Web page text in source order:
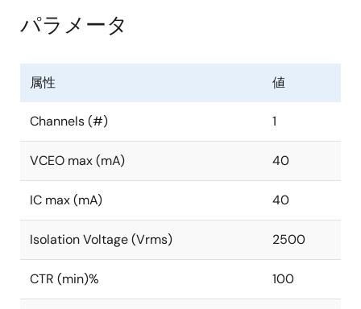
パラメータ
属性 値
Channels (#) 1
VCEO max (mA) 40
IC max (mA) 40
Isolation Voltage (Vrms) 2500
CTR (min)% 100